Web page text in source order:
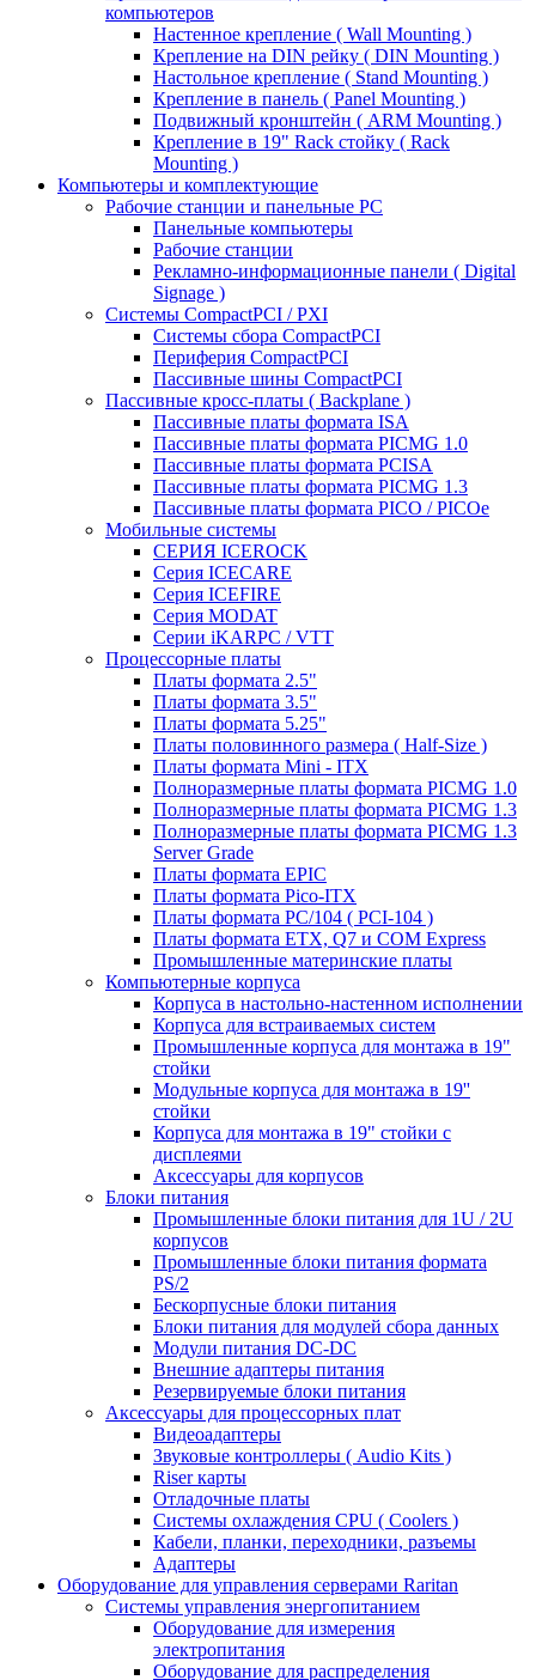
компьютеров
Настенное крепление ( Wall Mounting )
Крепление на DIN рейку ( DIN Mounting )
Настольное крепление ( Stand Mounting )
Крепление в панель ( Panel Mounting )
Подвижный кронштейн ( ARM Mounting )
Крепление в 19" Rack стойку ( Rack
Mounting )
Компьютеры и комплектующие
Рабочие станции и панельные РС
Панельные компьютеры
Рабочие станции
Рекламно-информационные панели ( Digital
Signage )
Системы CompactPCI / PXI
Системы сбора CompactPCI
Периферия CompactPCI
Пассивные шины CompactPCI
Пассивные кросс-платы ( Backplane )
Пассивные платы формата ISA
Пассивные платы формата PICMG 1.0
Пассивные платы формата PCISA
Пассивные платы формата PICMG 1.3
Пассивные платы формата PICO / PICOe
Мобильные системы
СЕРИЯ ICEROCK
Серия ICECARE
Серия ICEFIRE
Серия MODAT
Серии iKARPC / VTT
Процессорные платы
Платы формата 2.5"
Платы формата 3.5"
Платы формата 5.25"
Платы половинного размера ( Half-Size )
Платы формата Mini - ITX
Полноразмерные платы формата PICMG 1.0
Полноразмерные платы формата PICMG 1.3
Полноразмерные платы формата PICMG 1.3
Server Grade
Платы формата EPIC
Платы формата Pico-ITX
Платы формата PC/104 ( PCI-104 )
Платы формата ETX, Q7 и COM Express
Промышленные материнские платы
Компьютерные корпуса
Корпуса в настольно-настенном исполнении
Корпуса для встраиваемых систем
Промышленные корпуса для монтажа в 19"
стойки
Модульные корпуса для монтажа в 19''
стойки
Корпуса для монтажа в 19" стойки с
дисплеями
Аксессуары для корпусов
Блоки питания
Промышленные блоки питания для 1U / 2U
корпусов
Промышленные блоки питания формата
PS/2
Бескорпусные блоки питания
Блоки питания для модулей сбора данных
Модули питания DC-DC
Внешние адаптеры питания
Резервируемые блоки питания
Аксессуары для процессорных плат
Видеоадаптеры
Звуковые контроллеры ( Audio Kits )
Riser карты
Отладочные платы
Системы охлаждения CPU ( Coolers )
Кабели, планки, переходники, разъемы
Адаптеры
Оборудование для управления серверами Raritan
Системы управления энергопитанием
Оборудование для измерения
электропитания
Оборудование для распределения